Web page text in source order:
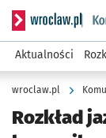
Serwis
Aktualności
wroclaw.pl
Rozkład